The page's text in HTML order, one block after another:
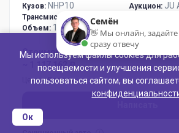
Кузов: NHP10
Трансмиссия:FAT
Объем: 1500 сс
Аукцион: JU
Дата
Стоимость:
~ 1 117 162 ₽
Цена в России
Мы используем файлы cookies для
посещаемости и улучшения
пользоваться сайтом, вы
Ок
Семён
👋 Мы онлайн, задайте
сразу отвечу